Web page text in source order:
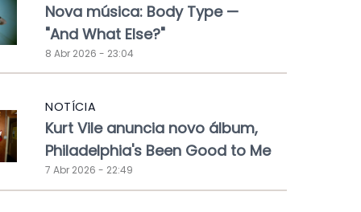
Nova música: Body Type —
"And What Else?"
8 Abr 2026 - 23:04
NOTÍCIA
Kurt Vile anuncia novo álbum,
Philadelphia's Been Good to Me
7 Abr 2026 - 22:49